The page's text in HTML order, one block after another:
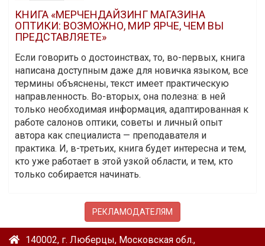
КНИГА «МЕРЧЕНДАЙЗИНГ МАГАЗИНА
ОПТИКИ: ВОЗМОЖНО, МИР ЯРЧЕ, ЧЕМ ВЫ
ПРЕДСТАВЛЯЕТЕ»
Если говорить о достоинствах, то, во-первых, книга
написана доступным даже для новичка языком, все
термины объяснены, текст имеет практическую
направленность. Во-вторых, она полезна: в ней
только необходимая информация, адаптированная к
работе салонов оптики, советы и личный опыт
автора как специалиста — преподавателя и
практика. И, в-третьих, книга будет интересна и тем,
кто уже работает в этой узкой области, и тем, кто
только собирается начинать.
РЕКЛАМОДАТЕЛЯМ
140002, г. Люберцы, Московская обл.,